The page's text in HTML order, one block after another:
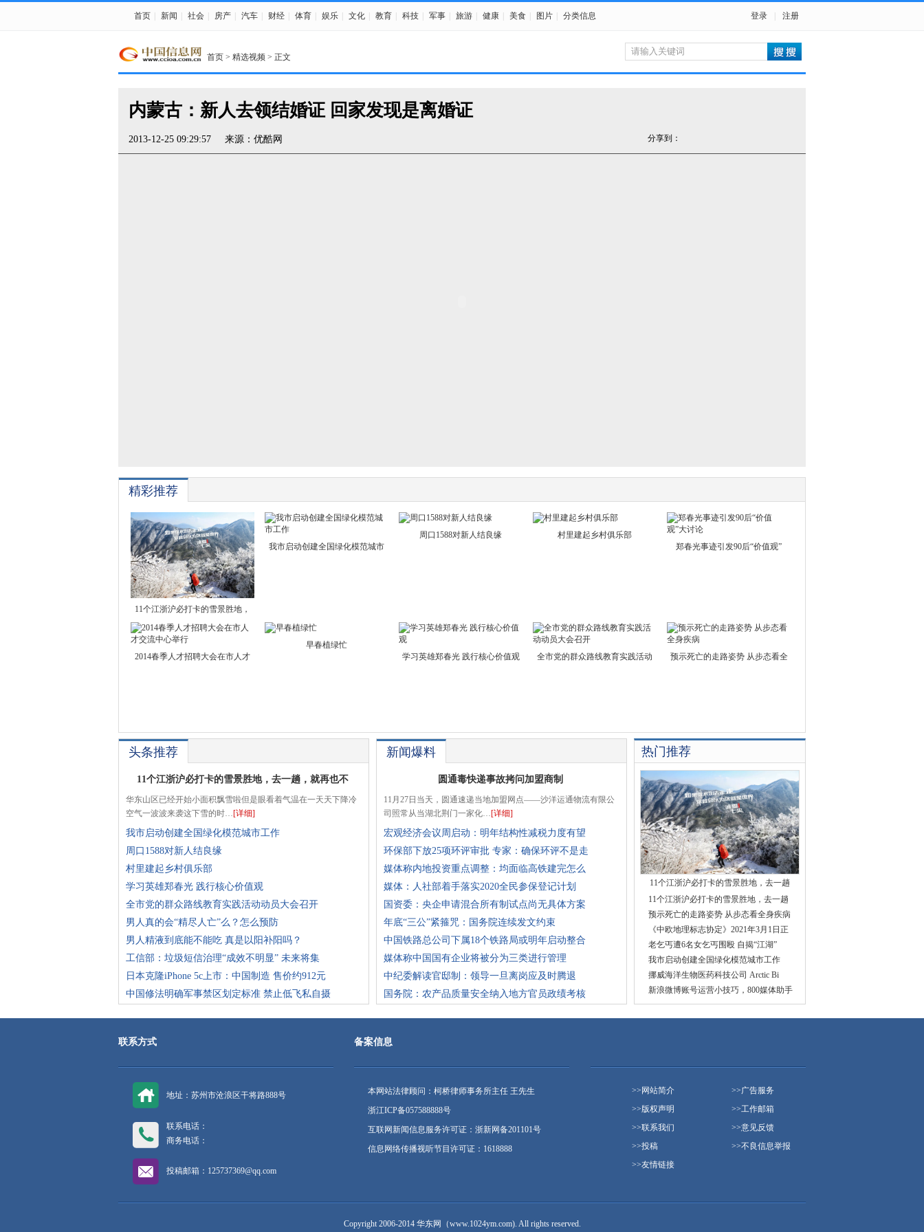
首页 新闻 社会 房产 汽车 财经 体育 娱乐 文化 教育 科技 军事 旅游 健康 美食 图片 分类信息 登录 注册
首页 > 精选视频 > 正文
内蒙古：新人去领结婚证 回家发现是离婚证
2013-12-25 09:29:57 来源： 优酷网 分享到：
精彩推荐
11个江浙沪必打卡的雪景胜地，
我市启动创建全国绿化模范城市
周口1588对新人结良缘
村里建起乡村俱乐部
郑春光事迹引发90后“价值观”
2014春季人才招聘大会在市人才
早春植绿忙
学习英雄郑春光 践行核心价值观
全市党的群众路线教育实践活动 预示死亡的走路姿势 从步态看全
头条推荐
11个江浙沪必打卡的雪景胜地，去一趟，就再也不
华东山区已经开始小面积飘雪啦但是眼看着气温在一天天下降冷
空气一波波来袭这下雪的时…[详细]
我市启动创建全国绿化模范城市工作
周口1588对新人结良缘
村里建起乡村俱乐部
学习英雄郑春光 践行核心价值观
全市党的群众路线教育实践活动动员大会召开
男人真的会“精尽人亡”么？怎么预防
男人精液到底能不能吃 真是以阳补阳吗？
工信部：垃圾短信治理“成效不明显” 未来将集
日本克隆iPhone 5c上市：中国制造 售价约912元
中国修法明确军事禁区划定标准 禁止低飞私自摄
新闻爆料
圆通毒快递事故拷问加盟商制
11月27日当天，圆通速递当地加盟网点——沙洋运通物流有限公
司照常从当湖北荆门一家化…[详细]
宏观经济会议周启动：明年结构性减税力度有望
环保部下放25项环评审批 专家：确保环评不是走
媒体称内地投资重点调整：均面临高铁建完怎么
媒体：人社部着手落实2020全民参保登记计划
国资委：央企申请混合所有制试点尚无具体方案
年底“三公”紧箍咒：国务院连续发文约束
中国铁路总公司下属18个铁路局或明年启动整合
媒体称中国国有企业将被分为三类进行管理
中纪委解读官邸制：领导一旦离岗应及时腾退
国务院：农产品质量安全纳入地方官员政绩考核
热门推荐
11个江浙沪必打卡的雪景胜地，去一趟
11个江浙沪必打卡的雪景胜地，去一趟
预示死亡的走路姿势 从步态看全身疾病
《中欧地理标志协定》2021年3月1日正
老乞丐遭6名女乞丐围殴 自揭“江湖”
我市启动创建全国绿化模范城市工作
挪威海洋生物医药科技公司 Arctic Bi
新浪微博账号运营小技巧，800媒体助手
联系方式
地址：苏州市沧浪区干将路888号
联系电话：
商务电话：
投稿邮箱：125737369@qq.com
备案信息
本网站法律顾问：柯桥律师事务所主任 王先生
浙江ICP备057588888号
互联网新闻信息服务许可证：浙新网备201101号
信息网络传播视听节目许可证：1618888
>> 网站简介 >>广告服务
>>版权声明 >>工作邮箱
>>联系我们 >>意见反馈
>>投稿 >>不良信息举报
>>友情链接
Copyright 2006-2014 华东网（www.1024ym.com). All rights reserved.